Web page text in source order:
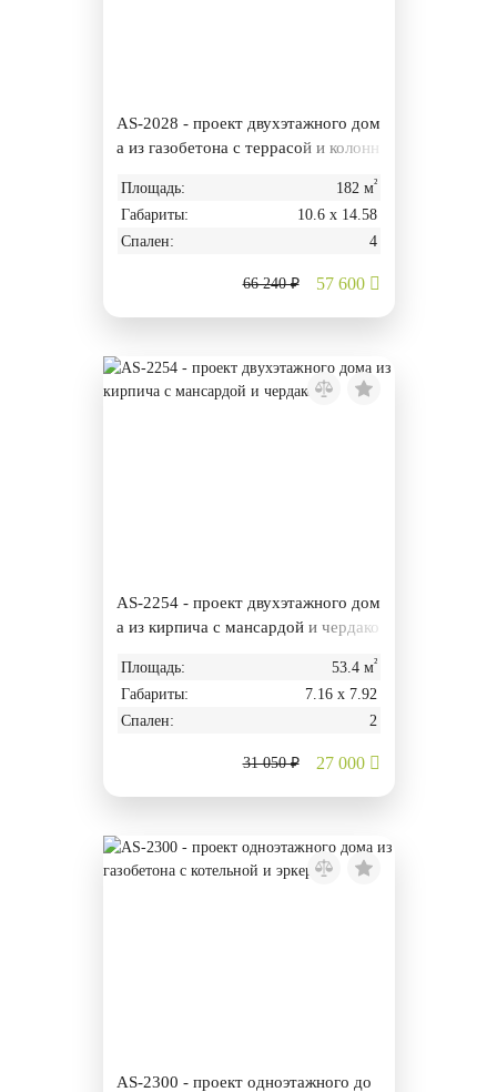
AS-2028 - проект двухэтажного дом
а из газобетона с террасой и колонн
Площадь: 182 м²
Габариты:
10.6 х 14.58
Спален:
4
66 240 ₽ 57 600
AS-2254 - проект двухэтажного дом
а из кирпича с мансардой и чердако
Площадь: 53.4 м²
Габариты:
7.16 х 7.92
Спален:
2
31 050 ₽ 27 000
AS-2300 - проект одноэтажного до